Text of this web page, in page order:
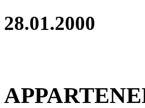
28.01.2000